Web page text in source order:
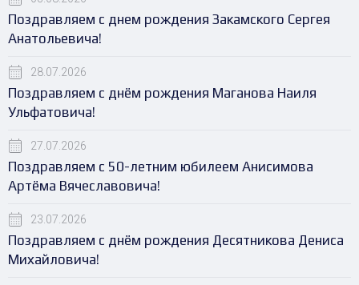
Поздравляем с днем рождения Закамского Сергея
Анатольевича!
28.07.2026
Поздравляем с днём рождения Маганова Наиля
Ульфатовича!
27.07.2026
Поздравляем с 50-летним юбилеем Анисимова
Артёма Вячеславовича!
23.07.2026
Поздравляем с днём рождения Десятникова Дениса
Михайловича!